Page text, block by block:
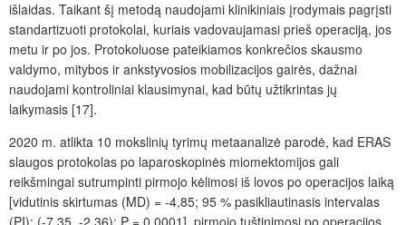
išlaidas. Taikant šį metodą naudojami klinikiniais įrodymais pagrįsti
standartizuoti protokolai, kuriais vadovaujamasi prieš operaciją, jos
metu ir po jos. Protokoluose pateikiamos konkrečios skausmo
valdymo, mitybos ir ankstyvosios mobilizacijos gairės, dažnai
naudojami kontroliniai klausimynai, kad būtų užtikrintas jų
laikymasis [17].
2020 m. atlikta 10 mokslinių tyrimų metaanalizė parodė, kad ERAS
slaugos protokolas po laparoskopinės miomektomijos gali
reikšmingai sutrumpinti pirmojo kėlimosi iš lovos po operacijos laiką
[vidutinis skirtumas (MD) = -4,85; 95 % pasikliautinasis intervalas